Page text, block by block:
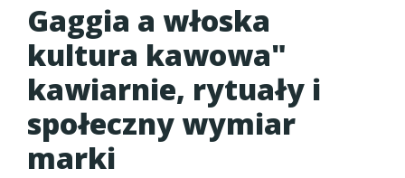
Gaggia a włoska
kultura kawowa"
kawiarnie, rytuały i
społeczny wymiar
marki